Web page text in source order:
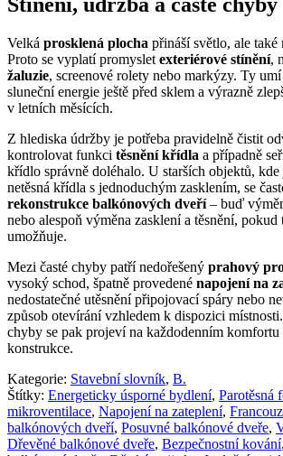
Stínění, údržba a časté chyby
Velká prosklená plocha přináší světlo, ale
Proto se vyplatí promyslet exteriérové stínění,
žaluzie, screenové rolety nebo markýzy. Ty
sluneční energie ještě před sklem a výrazně
v letních měsících.
Z hlediska údržby je potřeba pravidelně čistit
kontrolovat funkci těsnění křídla a případně
křídlo správně doléhalo. U starších objektů,
netěsná křídla s jednoduchým zasklením, se
rekonstrukce balkónových dveří– buď
nebo alespoň výměna zasklení a těsnění, pokud
umožňuje.
Mezi časté chyby patří nedořešený prahový
vysoký schod, špatně provedené napojení na
nedostatečné utěsnění připojovací spáry nebo
způsob otevírání vzhledem k dispozici
chyby se pak projeví na každodenním komfortu
konstrukce.
Kategorie: Stavební slovník, B.
Štítky: Energeticky úsporné bydlení, Parotěsná
mikroventilace, Napojení na zateplení,
balkónových dveří, Posuvné balkónové dveře,
Dřevěné balkónové dveře, Bezpečnostní kování,